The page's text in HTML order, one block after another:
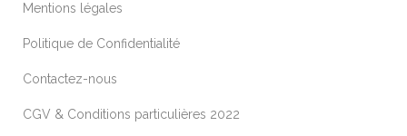
Mentions légales
Politique de Confidentialité
Contactez-nous
CGV & Conditions particulières 2022